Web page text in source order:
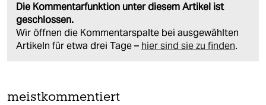
Die Kommentarfunktion unter diesem Artikel ist
geschlossen.
Wir öffnen die Kommentarspalte bei ausgewählten
Artikeln für etwa drei Tage – hier sind sie zu finden.
meistkommentiert